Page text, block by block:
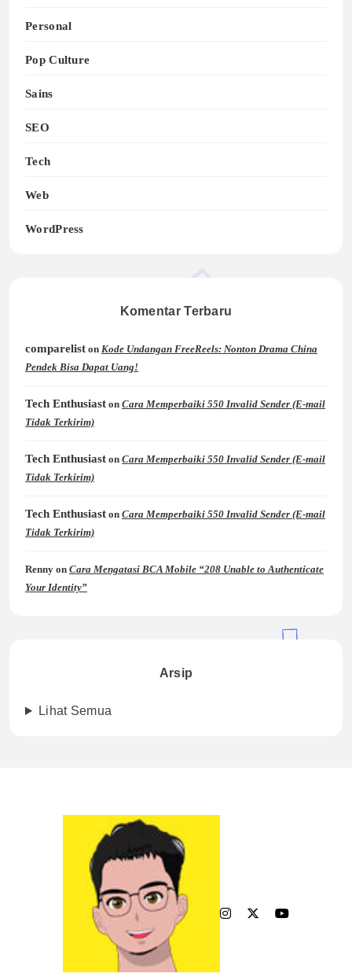
Personal
Pop Culture
Sains
SEO
Tech
Web
WordPress
Komentar Terbaru
comparelist on Kode Undangan FreeReels: Nonton Drama China
Pendek Bisa Dapat Uang!
Tech Enthusiast on Cara Memperbaiki 550 Invalid Sender (E-mail
Tidak Terkirim)
Tech Enthusiast on Cara Memperbaiki 550 Invalid Sender (E-mail
Tidak Terkirim)
Tech Enthusiast on Cara Memperbaiki 550 Invalid Sender (E-mail
Tidak Terkirim)
Renny on Cara Mengatasi BCA Mobile “208 Unable to Authenticate
Your Identity”
Arsip
Lihat Semua